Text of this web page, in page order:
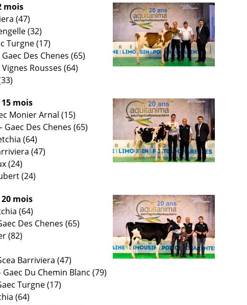
mois
(47)
(32)
Turgne (17)
Des Chenes (65)
Rousses (64)
mois
Monier Arnal (15)
Des Chenes (65)
(64)
(47)
(24)
(24)
mois
(64)
Des Chenes (65)
(82)
Barriviera (47)
Du Chemin Blanc (79)
Turgne (17)
(64)